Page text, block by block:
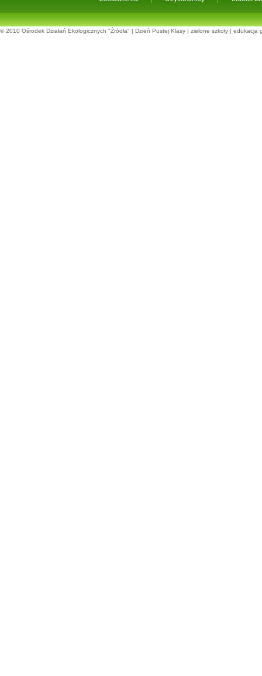
© 2010 Ośrodek Działań Ekologicznych "Źródła" | Dzień Pustej Klasy | zielone szkoły | edukacja